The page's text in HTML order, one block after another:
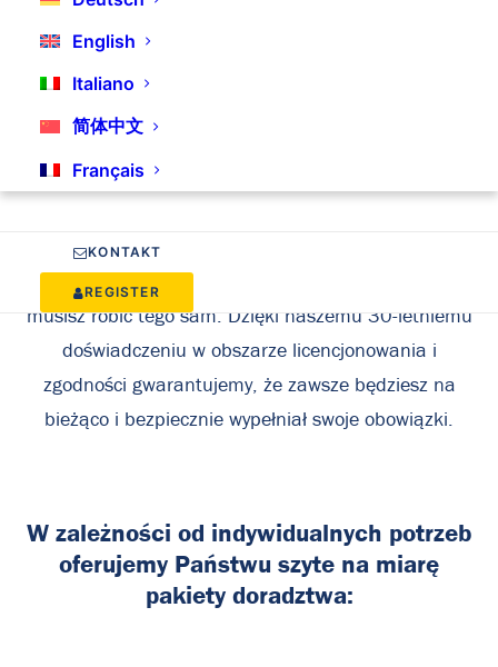
English
Italiano
简体中文
Français
KONTAKT
REGISTER
Pakiety doradcze Interzero
staje przed złożoną siecią wytycznych i przepisów
lokalne – często trudno jest śledzić wszystko i
zapewnić, że wszystko jest zgodne z prawem. Ale nie
musisz robić tego sam. Dzięki naszemu 30-letniemu
doświadczeniu w obszarze licencjonowania i
zgodności gwarantujemy, że zawsze będziesz na
bieżąco i bezpiecznie wypełniał swoje obowiązki.
W zależności od indywidualnych potrzeb
oferujemy Państwu szyte na miarę
pakiety doradztwa: